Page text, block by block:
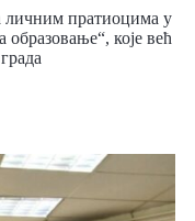
пратиоцима у
које већ